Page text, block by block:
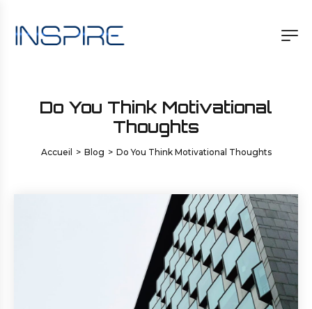
Do You Think Motivational
Thoughts
Accueil > Blog > Do You Think Motivational Thoughts